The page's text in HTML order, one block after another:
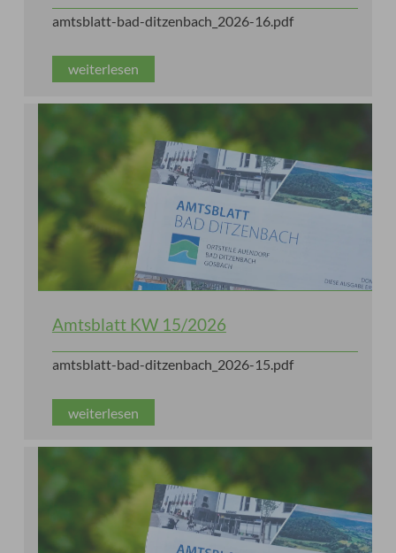
amtsblatt-bad-ditzenbach_2026-16.pdf
weiterlesen
Amtsblatt KW 15/2026
amtsblatt-bad-ditzenbach_2026-15.pdf
weiterlesen